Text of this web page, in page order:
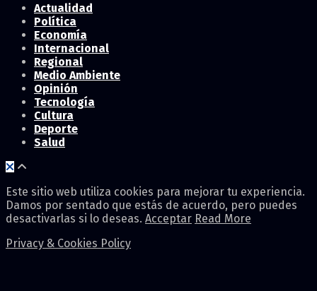
Actualidad
Política
Economía
Internacional
Regional
Medio Ambiente
Opinión
Tecnología
Cultura
Deporte
Salud
Este sitio web utiliza cookies para mejorar tu experiencia.
Damos por sentado que estás de acuerdo, pero puedes
desactivarlas si lo deseas. Acceptar Read More
Privacy & Cookies Policy